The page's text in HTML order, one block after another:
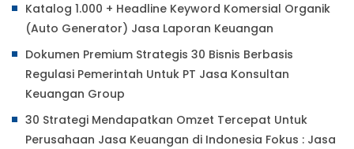
Katalog 1.000 + Headline Keyword Komersial Organik
(Auto Generator) Jasa Laporan Keuangan
Dokumen Premium Strategis 30 Bisnis Berbasis
Regulasi Pemerintah Untuk PT Jasa Konsultan
Keuangan Group
30 Strategi Mendapatkan Omzet Tercepat Untuk
Perusahaan Jasa Keuangan di Indonesia Fokus : Jasa